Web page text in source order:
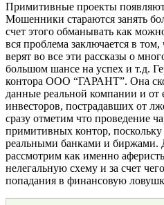
Примитивные проекты
Мошенники стараются занять
счет этого обманывать как
вся проблема заключается в
верят во все эти рассказы о
большом шансе на успех и т.д.
контора ООО “ГАРАНТ”. Она
данные реальной компании и от
инвесторов, пострадавших от
сразу отметим что проведение
примитивных контор,
реальными банками и биржами.
рассмотрим как именно
нелегальную схему и за счет
попадания в финансовую